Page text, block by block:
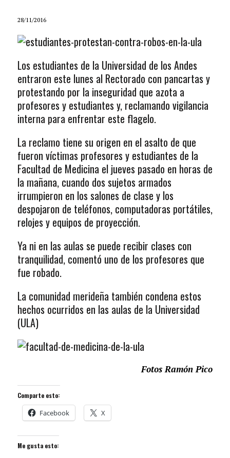
28/11/2016
Los estudiantes de la Universidad de los Andes
entraron este lunes al Rectorado con pancartas y
protestando por la inseguridad que azota a
profesores y estudiantes y, reclamando vigilancia
interna para enfrentar este flagelo.
La reclamo tiene su origen en el asalto de que
fueron víctimas profesores y estudiantes de la
Facultad de Medicina el jueves pasado en horas de
la mañana, cuando dos sujetos armados
irrumpieron en los salones de clase y los
despojaron de teléfonos, computadoras portátiles,
relojes y equipos de proyección.
Ya ni en las aulas se puede recibir clases con
tranquilidad, comentó uno de los profesores que
fue robado.
La comunidad merideña también condena estos
hechos ocurridos en las aulas de la Universidad
(ULA)
Fotos Ramón Pico
Comparte esto:
Facebook X
Me gusta esto: